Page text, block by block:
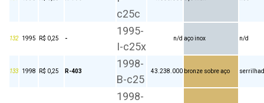
c25c
132 1995 R$ 0,25 -
1995-
I-c25x
n/d aço inox n/d
133 1998 R$ 0,25 R-403
1998-
B-c25
43.238.000 bronze sobre aço
1998-